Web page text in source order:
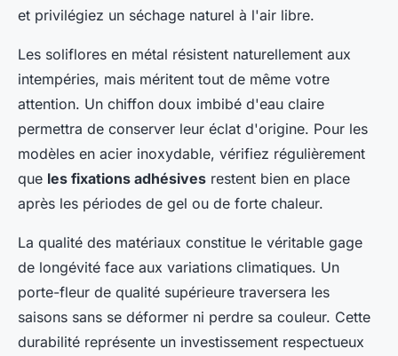
et privilégiez un séchage naturel à l'air libre.
Les soliflores en métal résistent naturellement aux
intempéries, mais méritent tout de même votre
attention. Un chiffon doux imbibé d'eau claire
permettra de conserver leur éclat d'origine. Pour les
modèles en acier inoxydable, vérifiez régulièrement
que les fixations adhésives restent bien en place
après les périodes de gel ou de forte chaleur.
La qualité des matériaux constitue le véritable gage
de longévité face aux variations climatiques. Un
porte-fleur de qualité supérieure traversera les
saisons sans se déformer ni perdre sa couleur. Cette
durabilité représente un investissement respectueux